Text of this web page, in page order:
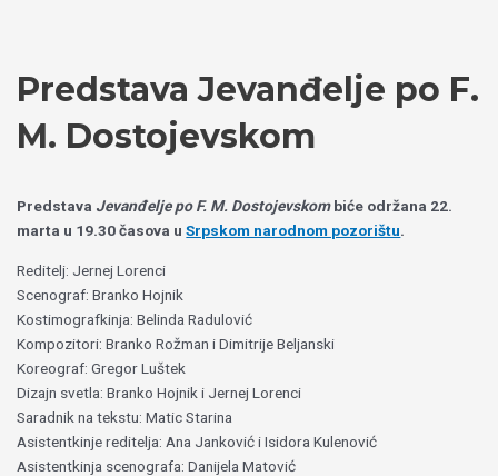
Predstava Jevanđelje po F.
M. Dostojevskom
Predstava Jevanđelje po F. M. Dostojevskombiće održana 22.
marta u 19.30 časova uSrpskom narodnom pozorištu.
Reditelj: Jernej Lorenci
Scenograf: Branko Hojnik
Kostimografkinja: Belinda Radulović
Kompozitori: Branko Rožman i Dimitrije Beljanski
Koreograf: Gregor Luštek
Dizajn svetla: Branko Hojnik i Jernej Lorenci
Saradnik na tekstu: Matic Starina
Asistentkinje reditelja: Ana Janković i Isidora Kulenović
Asistentkinja scenografa: Danijela Matović